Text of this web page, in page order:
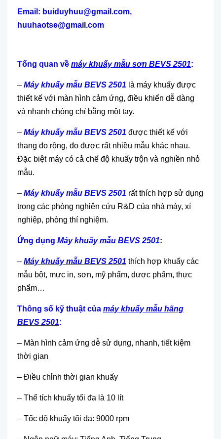
Email: buiduyhuu@gmail.com,
huuhaotse@gmail.com
Tổng quan về máy khuấy mẫu sơn BEVS 2501:
– Máy khuấy mẫu BEVS 2501 là máy khuấy được
thiết kế với màn hình cảm ứng, điều khiển dễ dàng
và nhanh chóng chỉ bằng một tay.
– Máy khuấy mẫu BEVS 2501 được thiết kế với
thang đo rộng, đo được rất nhiều mẫu khác nhau.
Đặc biệt máy có cả chế độ khuấy trộn và nghiền nhỏ
mẫu.
– Máy khuấy mẫu BEVS 2501 rất thích hợp sử dụng
trong các phòng nghiên cứu R&D của nhà máy, xí
nghiệp, phòng thí nghiệm.
Ứng dụng Máy khuấy mẫu BEVS 2501:
– Máy khuấy mẫu BEVS 2501 thích hợp khuấy các
mẫu bột, mực in, sơn, mỹ phẩm, dược phẩm, thực
phẩm…
Thông số kỹ thuật của máy khuấy mẫu hãng
BEVS 2501:
– Màn hình cảm ứng dễ sử dụng, nhanh, tiết kiệm
thời gian
– Điều chỉnh thời gian khuấy
– Thể tích khuấy tối đa là 10 lít
– Tốc độ khuấy tối đa: 9000 rpm